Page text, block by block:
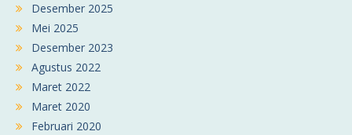
Desember 2025
Mei 2025
Desember 2023
Agustus 2022
Maret 2022
Maret 2020
Februari 2020